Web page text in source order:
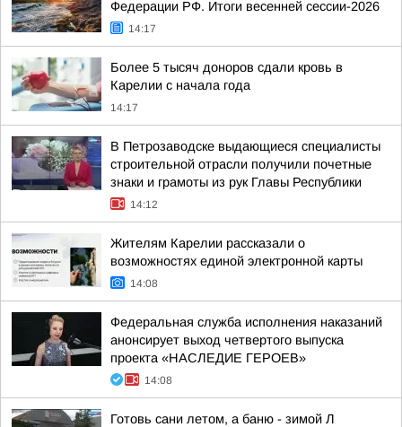
Федерации РФ. Итоги весенней сессии-2026
14:17
Более 5 тысяч доноров сдали кровь в
Карелии с начала года
14:17
В Петрозаводске выдающиеся специалисты
строительной отрасли получили почетные
знаки и грамоты из рук Главы Республики
14:12
Жителям Карелии рассказали о
возможностях единой электронной карты
14:08
Федеральная служба исполнения наказаний
анонсирует выход четвертого выпуска
проекта «НАСЛЕДИЕ ГЕРОЕВ»
14:08
Готовь сани летом, а баню - зимой Л